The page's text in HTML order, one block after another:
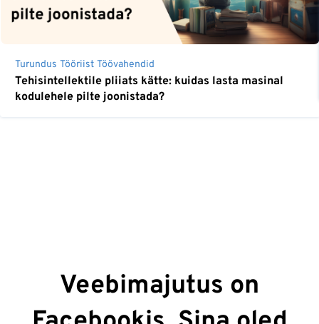
Turundus Tööriist Töövahendid
Tehisintellektile pliiats kätte: kuidas lasta masinal
kodulehele pilte joonistada?
Veebimajutus on